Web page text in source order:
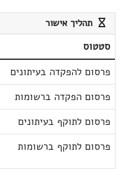
תהליך אישור
סטטוס
פרסום להפקדה בעיתונים
פרסום הפקדה ברשומות
פרסום לתוקף בעיתונים
פרסום לתוקף ברשומות